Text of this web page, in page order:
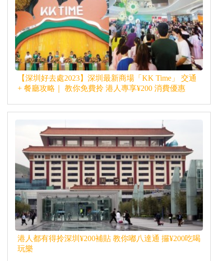
【深圳好去處2023】深圳最新商場「KK Time」 交通
+ 餐廳攻略｜ 教你免費拎 港人專享¥200 消費優惠
港人都有得拎深圳¥200補貼 教你嘟八達通 攞¥200吃喝
玩樂